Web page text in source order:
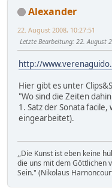
Alexander
22. August 2008, 10:27:51
Letzte Bearbeitung: 22. August
http://
Hier gibt es unter
"Wo sind die Zeiten
1. Satz der Sonata
eingearbeitet).
,,Die Kunst ist eben keine
die uns mit dem Göttlichen
Sein." (Nikolaus